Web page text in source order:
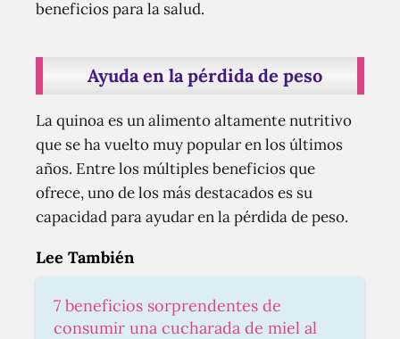
beneficios para la salud.
Ayuda en la pérdida de peso
La quinoa es un alimento altamente nutritivo
que se ha vuelto muy popular en los últimos
años. Entre los múltiples beneficios que
ofrece, uno de los más destacados es su
capacidad para ayudar en la pérdida de peso.
Lee También
7 beneficios sorprendentes de
consumir una cucharada de miel al